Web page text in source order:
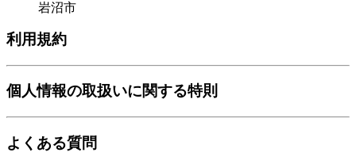
岩沼市
利用規約
個人情報の取扱いに関する特則
よくある質問